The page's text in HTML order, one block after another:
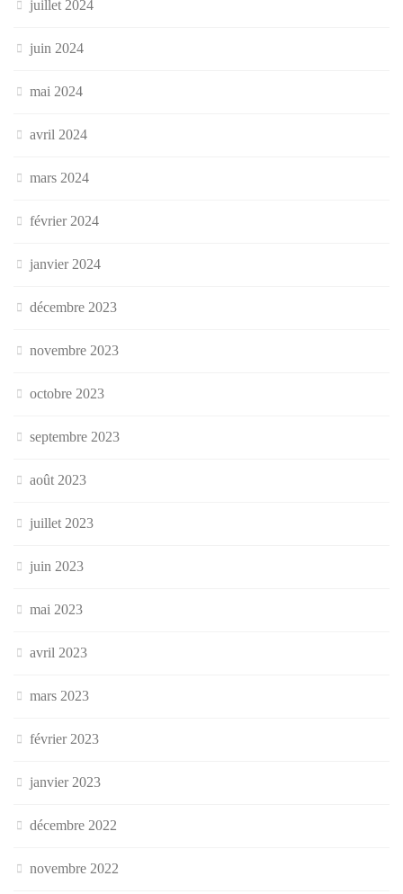
juillet 2024
juin 2024
mai 2024
avril 2024
mars 2024
février 2024
janvier 2024
décembre 2023
novembre 2023
octobre 2023
septembre 2023
août 2023
juillet 2023
juin 2023
mai 2023
avril 2023
mars 2023
février 2023
janvier 2023
décembre 2022
novembre 2022